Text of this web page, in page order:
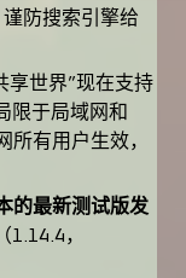
防搜索引擎给
享世界”现在支持
限于局域网和
所有用户生效，
的最新测试版发
1.14.4，